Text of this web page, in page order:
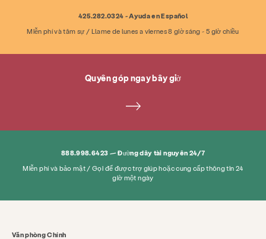
425.282.0324 - Ayuda en Español
Miễn phí và tâm sự / Llame de lunes a viernes 8 giờ sáng - 5 giờ chiều
Quyên góp ngay bây giờ
888.998.6423 — Đường dây tài nguyên 24/7
Miễn phí và bảo mật / Gọi để được trợ giúp hoặc cung cấp thông tin 24
giờ một ngày
Văn phòng Chính